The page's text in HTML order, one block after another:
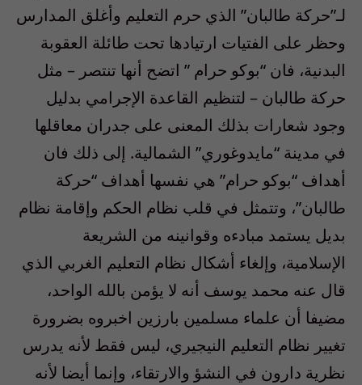
لـ”حركة طالبان” الذي حرم التعليم وأغلق المدارس
وحظر على الفتيات ارتيادها تحت طائلة العقوبة
البدنية، فان “بوكو حرام ” اتضح أنها تنتصر – مثل
حركة طالبان – لتنظيم القاعدة الإجرامي بدليل
وجود شعارات بذلك المعنى على جدران معاقلها
في مدينة “مايدوغوري” الشمالية. إلى ذلك فان
أهداف “بوكو حرام” هي نفسها أهداف “حركة
طالبان”، وتتمثل في قلب نظام الحكم وإقامة نظام
بديل يستمد مبادءه وقوانينه من الشريعة
الإسلامية، وإلغاء أشكال نظام التعليم الغربي الذي
قال عنه محمد يوسف أنه لا يؤمن بالله الواحد،
مضيفا أن علماء مسلمين بارزين اخبروه بضرورة
تغيير نظام التعليم النيجيري، ليس فقط لأنه يدرس
نظرية دارون في النشؤ والارتقاء، وإنما أيضا لأنه